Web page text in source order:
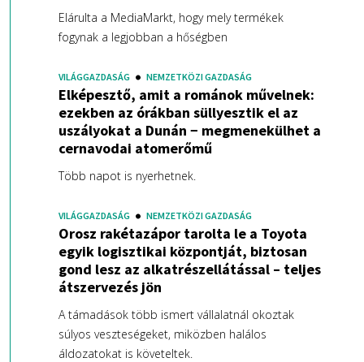
Elárulta a MediaMarkt, hogy mely termékek
fogynak a legjobban a hőségben
VILÁGGAZDASÁG NEMZETKÖZI GAZDASÁG
Elképesztő, amit a románok művelnek:
ezekben az órákban süllyesztik el az
uszályokat a Dunán − megmenekülhet a
cernavodai atomerőmű
Több napot is nyerhetnek.
VILÁGGAZDASÁG NEMZETKÖZI GAZDASÁG
Orosz rakétazápor tarolta le a Toyota
egyik logisztikai központját, biztosan
gond lesz az alkatrészellátással – teljes
átszervezés jön
A támadások több ismert vállalatnál okoztak
súlyos veszteségeket, miközben halálos
áldozatokat is követeltek.